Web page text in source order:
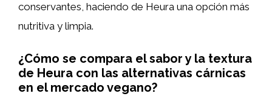
conservantes, haciendo de Heura una opción más
nutritiva y limpia.
¿Cómo se compara el sabor y la textura
de Heura con las alternativas cárnicas
en el mercado vegano?